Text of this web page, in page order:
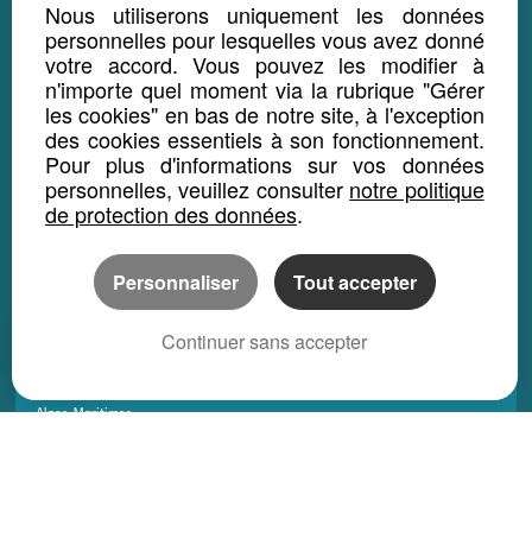
Saint-Barthélémy
Monaco
Wallis-et-Futuna
Polynésie Française
Nouvelle-Calédonie
DEPARTEMENTS
Alpes-Maritimes
Nous utiliserons uniquement les données
personnelles pour lesquelles vous avez donné
votre accord. Vous pouvez les modifier à
n'importe quel moment via la rubrique "Gérer
les cookies" en bas de notre site, à l'exception
des cookies essentiels à son fonctionnement.
Pour plus d'informations sur vos données
personnelles, veuillez consulter notre politique
de protection des données.
Personnaliser Tout accepter
Continuer sans accepter